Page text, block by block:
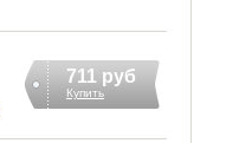
711 руб
Купить